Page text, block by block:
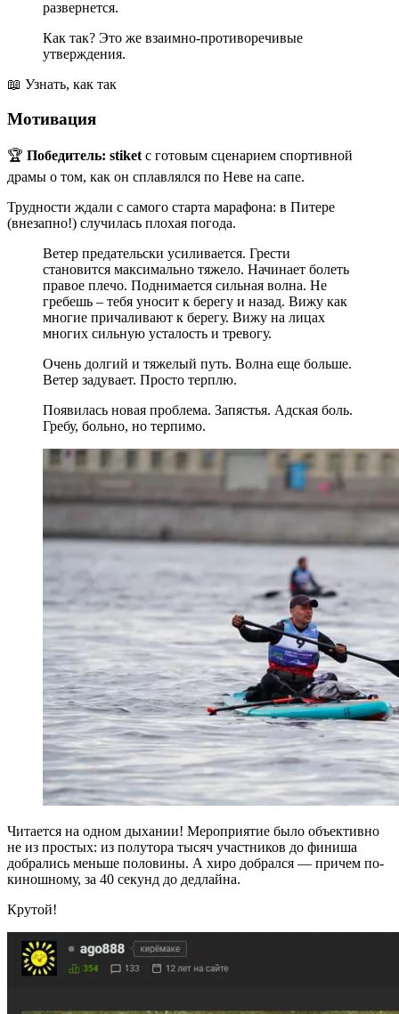
развернется.
Как так? Это же взаимно-противоречивые
утверждения.
📖 Узнать, как так
Мотивация
🏆 Победитель: stiket с готовым сценарием спортивной
драмы о том, как он сплавлялся по Неве на сапе.
Трудности ждали с самого старта марафона: в Питере
(внезапно!) случилась плохая погода.
Ветер предательски усиливается. Грести
становится максимально тяжело. Начинает болеть
правое плечо. Поднимается сильная волна. Не
гребешь – тебя уносит к берегу и назад. Вижу как
многие причаливают к берегу. Вижу на лицах
многих сильную усталость и тревогу.
Очень долгий и тяжелый путь. Волна еще больше.
Ветер задувает. Просто терплю.
Появилась новая проблема. Запястья. Адская боль.
Гребу, больно, но терпимо.
Читается на одном дыхании! Мероприятие было объективно
не из простых: из полутора тысяч участников до финиша
добрались меньше половины. А хиро добрался — причем по-
киношному, за 40 секунд до дедлайна.
Крутой!